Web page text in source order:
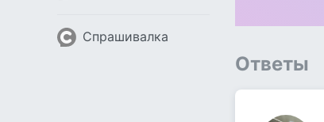
Спрашивалка
Ответы